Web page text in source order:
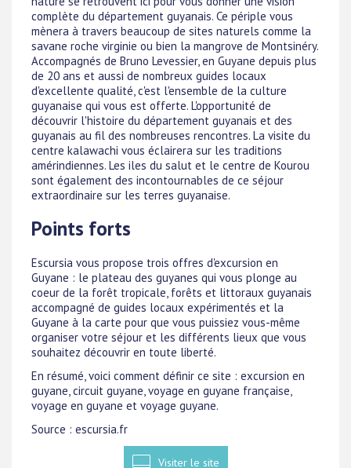
complète du département guyanais. Ce périple vous
mènera à travers beaucoup de sites naturels comme la
savane roche virginie ou bien la mangrove de Montsinéry.
Accompagnés de Bruno Levessier, en Guyane depuis plus
de 20 ans et aussi de nombreux guides locaux
d'excellente qualité, c'est l'ensemble de la culture
guyanaise qui vous est offerte. L'opportunité de
découvrir l'histoire du département guyanais et des
guyanais au fil des nombreuses rencontres. La visite du
centre kalawachi vous éclairera sur les traditions
amérindiennes. Les iles du salut et le centre de Kourou
sont également des incontournables de ce séjour
extraordinaire sur les terres guyanaise.
Points forts
Escursia vous propose trois offres d'excursion en
Guyane : le plateau des guyanes qui vous plonge au
coeur de la forêt tropicale, forêts et littoraux guyanais
accompagné de guides locaux expérimentés et la
Guyane à la carte pour que vous puissiez vous-même
organiser votre séjour et les différents lieux que vous
souhaitez découvrir en toute liberté.
En résumé, voici comment définir ce site : excursion en
guyane, circuit guyane, voyage en guyane française,
voyage en guyane et voyage guyane.
Source : escursia.fr
Visiter le site